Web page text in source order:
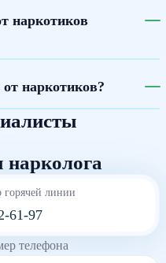
наркотиков
наркотиков?
нарколога
горячей линии
61-97
телефона